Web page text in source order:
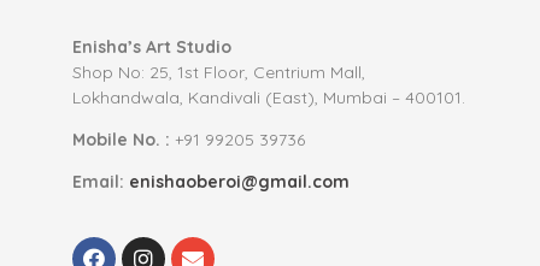
Enisha’s Art Studio
Shop No: 25, 1st Floor, Centrium Mall,
Lokhandwala, Kandivali (East), Mumbai – 400101.
Mobile No. : +91 99205 39736
Email: enishaoberoi@gmail.com